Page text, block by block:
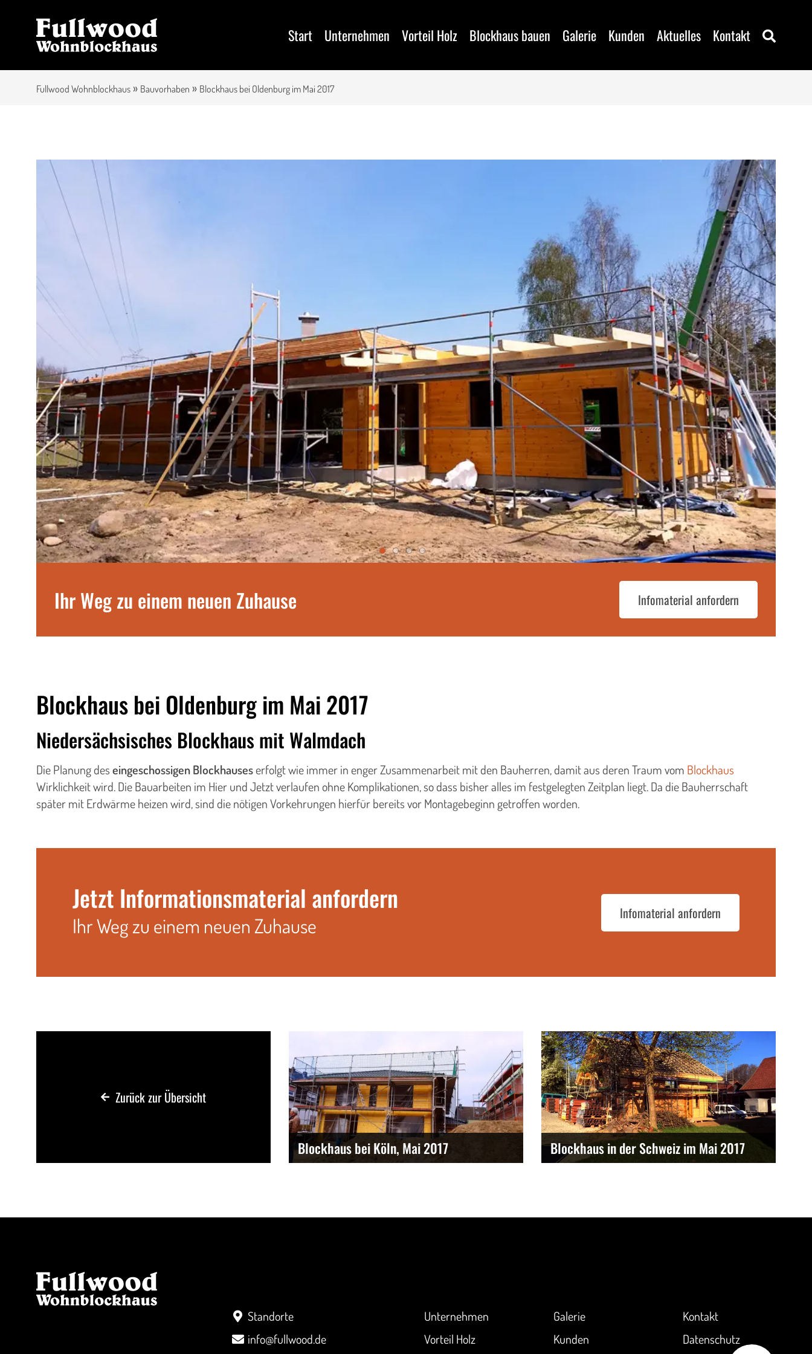
Start Unternehmen Vorteil Holz Blockhaus bauen Galerie Kunden Aktuelles Kontakt
Fullwood Wohnblockhaus » Bauvorhaben » Blockhaus bei Oldenburg im Mai 2017
Ihr Weg zu einem neuen Zuhause Infomaterial anfordern
Blockhaus bei Oldenburg im Mai 2017
Niedersächsisches Blockhaus mit Walmdach
Die Planung deseingeschossigen Blockhauseserfolgt wie immer in enger Zusammenarbeit mit den Bauherren, damit aus deren Traum vom Blockhaus
Wirklichkeit wird. Die Bauarbeiten im Hier und Jetzt verlaufen ohne Komplikationen, so dass bisher alles im festgelegten Zeitplan liegt. Da die Bauherrschaft
später mit Erdwärme heizen wird, sind die nötigen Vorkehrungen hierfür bereits vor Montagebeginn getroffen worden.
Jetzt Informationsmaterial anfordern
Ihr Weg zu einem neuen Zuhause
Infomaterial anfordern
Zurück zur Übersicht
Blockhaus bei Köln, Mai 2017 Blockhaus in der Schweiz im Mai 2017
Standorte
info@fullwood.de
Unternehmen
Vorteil Holz
Galerie
Kunden
Kontakt
Datenschutz